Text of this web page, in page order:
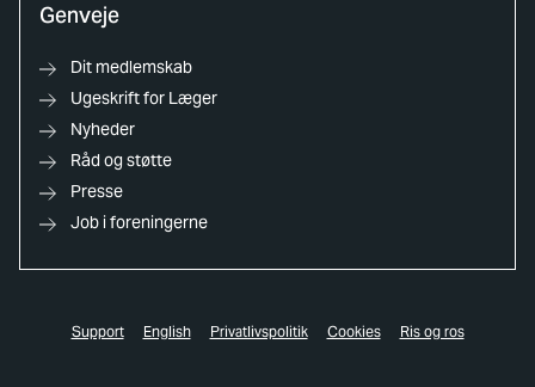
Genveje
Dit medlemskab
Ugeskrift for Læger
Nyheder
Råd og støtte
Presse
Job i foreningerne
Support English Privatlivspolitik Cookies Ris og ros